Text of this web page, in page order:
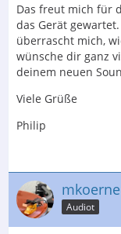
Das freut mich für
das Gerät
überrascht mich,
wünsche dir ganz
deinem neuen
Viele Grüße
Philip
Audiot